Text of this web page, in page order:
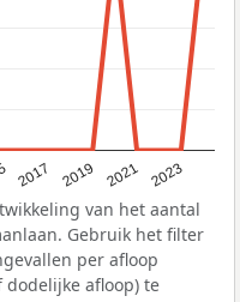
2017 2019 2021 2023
van het aantal
Gebruik het filter
per afloop
dodelijke afloop) te